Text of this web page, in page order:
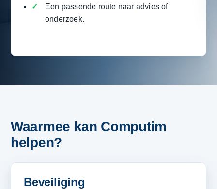
Een passende route naar advies of
onderzoek.
Waarmee kan Computim
helpen?
Beveiliging